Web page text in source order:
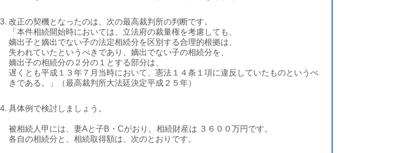
改正の契機となったのは、次の最高裁判所の判断です。
「本件相続開始時においては、立法府の裁量権を考慮しても、
嫡出子と嫡出でない子の法定相続分を区別する合理的根拠は、
失われていたというべきであり、嫡出でない子の相続分を、
嫡出子の相続分の２分の１とする部分は、
遅くとも平成１３年７月当時において、憲法１４条１項に違反していたものというべ
きである。」（最高裁判所大法廷決定平成２５年）
具体例で検討しましょう。
被相続人甲には、妻Aと子B・Cがおり、相続財産は ３６００万円です。
各自の相続分と、相続取得額は、次のとおりです。